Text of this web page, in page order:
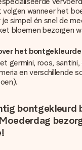
volgen wanneer het
simpel én snel de
bloemen bezorgen
het
germini, roos, santini,
en verschillende
bontgekleurd